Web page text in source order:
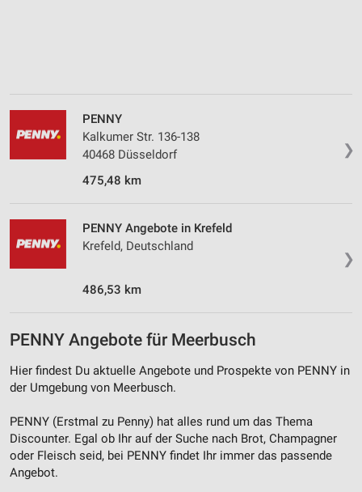
❯
PENNY
Kalkumer Str. 136-138
40468 Düsseldorf
475,48 km
❯
PENNY Angebote in Krefeld
Krefeld, Deutschland
486,53 km
PENNY Angebote für Meerbusch
Hier findest Du aktuelle Angebote und Prospekte von PENNY in
der Umgebung von Meerbusch.
PENNY (Erstmal zu Penny) hat alles rund um das Thema
Discounter. Egal ob Ihr auf der Suche nach Brot, Champagner
oder Fleisch seid, bei PENNY findet Ihr immer das passende
Angebot.
Geräte anhand von aktiv angeforderten
Informationen identifizieren
Nicht-IAB-Verarbeitungszwecke:
Performance